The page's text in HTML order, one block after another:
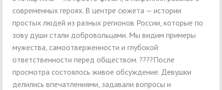
современных героях. В центре сюжета — истории
простых людей из разных регионов России, которые по
зову души стали добровольцами. Мы видим примеры
мужества, самоотверженности и глубокой
ответственности перед обществом. ????После
просмотра состоялось живое обсуждение. Девушки
делились впечатлениями, задавали вопросы и